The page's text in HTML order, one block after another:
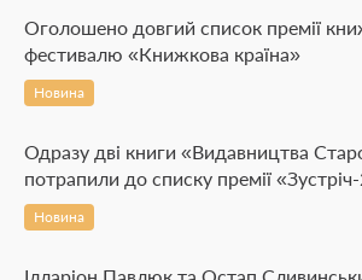
Оголошено довгий список премії
фестивалю «Книжкова країна»
Новина
Одразу дві книги «Видавництва
потрапили до списку премії
Новина